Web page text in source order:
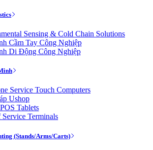
Sensing & Cold Chain Solutions
Cầm Tay Công Nghiệp
Di Động Công Nghiệp
Service Touch Computers
Ushop
Tablets
Terminals
(Stands/Arms/Carts)